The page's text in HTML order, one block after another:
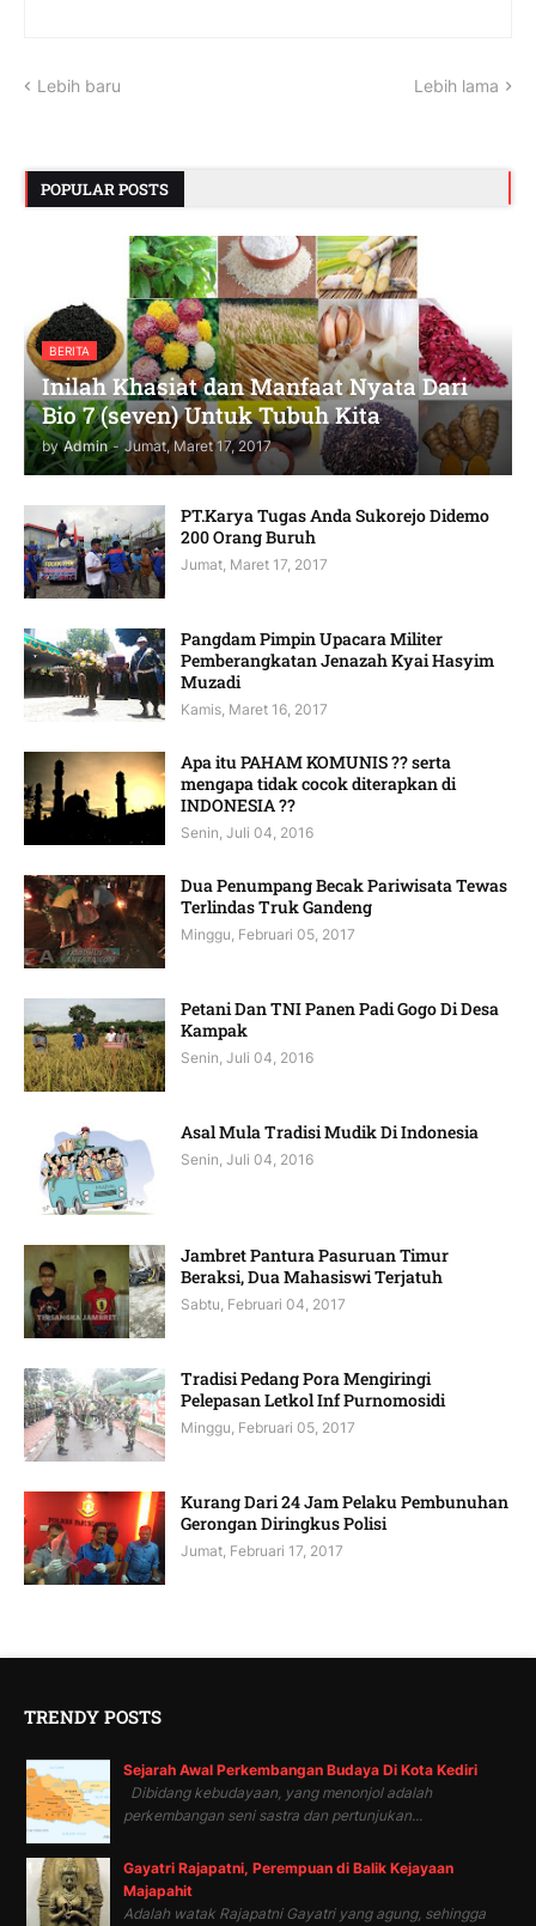
Lebih baru Lebih lama
POPULAR POSTS
BERITA
Inilah Khasiat dan Manfaat Nyata Dari
Bio 7 (seven) Untuk Tubuh Kita
by Admin - Jumat, Maret 17, 2017
PT.Karya Tugas Anda Sukorejo Didemo
200 Orang Buruh
Jumat, Maret 17, 2017
Pangdam Pimpin Upacara Militer
Pemberangkatan Jenazah Kyai Hasyim
Muzadi
Kamis, Maret 16, 2017
Apa itu PAHAM KOMUNIS ?? serta
mengapa tidak cocok diterapkan di
INDONESIA ??
Senin, Juli 04, 2016
Dua Penumpang Becak Pariwisata Tewas
Terlindas Truk Gandeng
Minggu, Februari 05, 2017
Petani Dan TNI Panen Padi Gogo Di Desa
Kampak
Senin, Juli 04, 2016
Asal Mula Tradisi Mudik Di Indonesia
Senin, Juli 04, 2016
Jambret Pantura Pasuruan Timur
Beraksi, Dua Mahasiswi Terjatuh
Sabtu, Februari 04, 2017
Tradisi Pedang Pora Mengiringi
Pelepasan Letkol Inf Purnomosidi
Minggu, Februari 05, 2017
Kurang Dari 24 Jam Pelaku Pembunuhan
Gerongan Diringkus Polisi
Jumat, Februari 17, 2017
TRENDY POSTS
Sejarah Awal Perkembangan Budaya Di Kota Kediri
Dibidang kebudayaan, yang menonjol adalah
perkembangan seni sastra dan pertunjukan...
Gayatri Rajapatni, Perempuan di Balik Kejayaan
Majapahit
Adalah watak Rajapatni Gayatri yang agung, sehingga